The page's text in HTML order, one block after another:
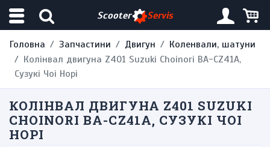
Scooter Servis
Головна Запчастини Двигун
Коленвали, шатуни
Колінвал двигуна Z401 Suzuki Choinori BA-CZ41A,
Сузукі Чоі Норі
КОЛІНВАЛ ДВИГУНА Z401 SUZUKI
CHOINORI BA-CZ41A, СУЗУКІ ЧОІ
НОРІ